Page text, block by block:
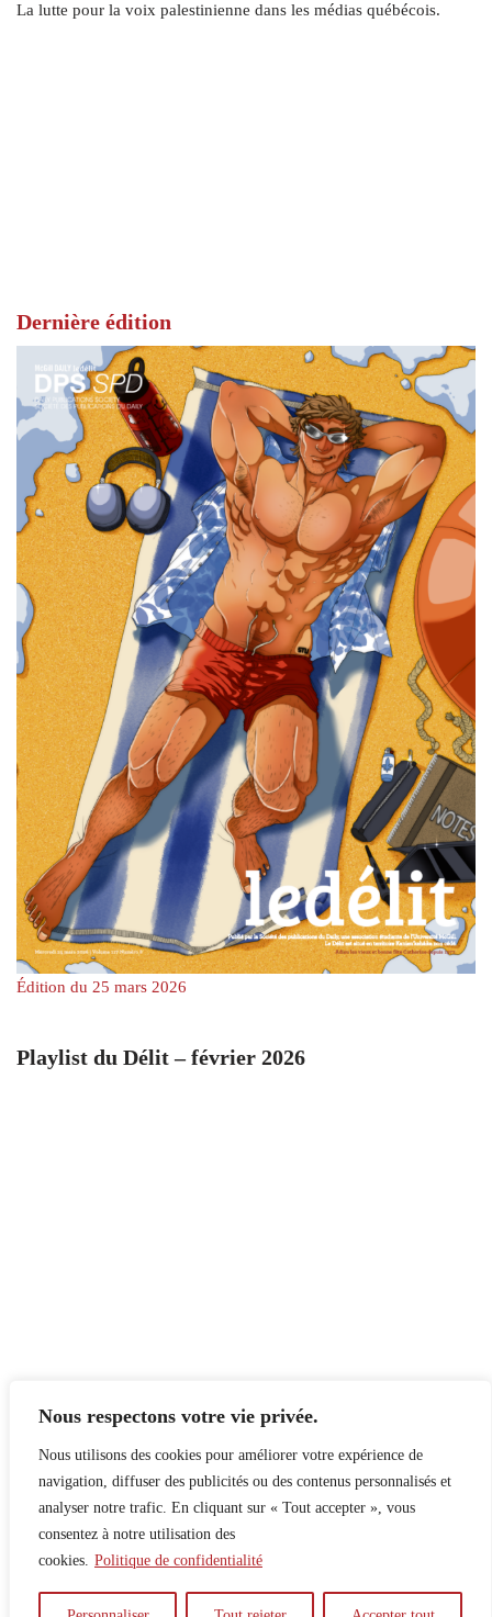
Nous respectons votre vie privée.
Nous utilisons des cookies pour améliorer votre expérience de
navigation, diffuser des publicités ou des contenus personnalisés et
analyser notre trafic. En cliquant sur « Tout accepter », vous
consentez à notre utilisation des
cookies. Politique de confidentialité
La lutte pour la voix palestinienne dans les médias québécois.
Dernière édition
Édition du 25 mars 2026
Playlist du Délit – février 2026